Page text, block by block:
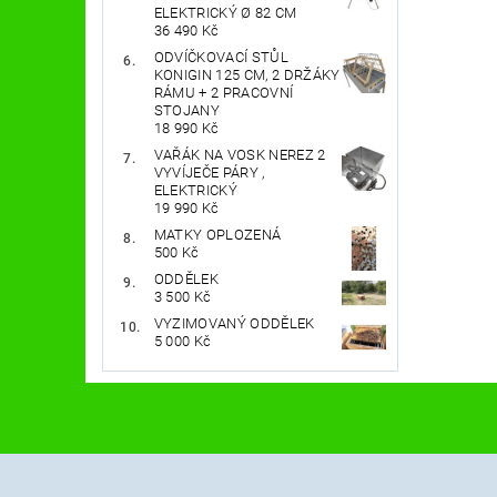
ELEKTRICKÝ Ø 82 CM
36 490 Kč
ODVÍČKOVACÍ STŮL
KONIGIN 125 CM, 2 DRŽÁKY
RÁMU + 2 PRACOVNÍ
STOJANY
18 990 Kč
VAŘÁK NA VOSK NEREZ 2
VYVÍJEČE PÁRY ,
ELEKTRICKÝ
19 990 Kč
MATKY OPLOZENÁ
500 Kč
ODDĚLEK
3 500 Kč
VYZIMOVANÝ ODDĚLEK
5 000 Kč